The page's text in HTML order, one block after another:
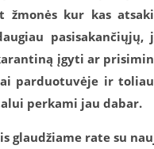
žmonės kur kas
įgyti ar
parduotuvėje ir
perkami jau dabar.
glaudžiame rate su